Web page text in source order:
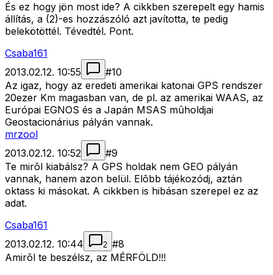
És ez hogy jön most ide? A cikkben szerepelt egy hamis
állítás, a (2)-es hozzászóló azt javította, te pedig
belekötöttél. Tévedtél. Pont.
Csaba161
2013.02.12. 10:55
#10
Az igaz, hogy az eredeti amerikai katonai GPS rendszer
20ezer Km magasban van, de pl. az amerikai WAAS, az
Európai EGNOS és a Japán MSAS mûholdjai
Geostacionárius pályán vannak.
mrzool
2013.02.12. 10:52
#9
Te mirõl kiabálsz? A GPS holdak nem GEO pályán
vannak, hanem azon belül. Elõbb tájékozódj, aztán
oktass ki másokat. A cikkben is hibásan szerepel ez az
adat.
Csaba161
2013.02.12. 10:44
2 #8
Amirõl te beszélsz, az MÉRFÖLD!!!